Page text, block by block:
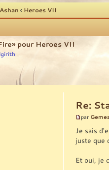
Ashan ‹ Heroes VII
pour Heroes VII
Re:
par
Je sais
juste que
Et oui, je